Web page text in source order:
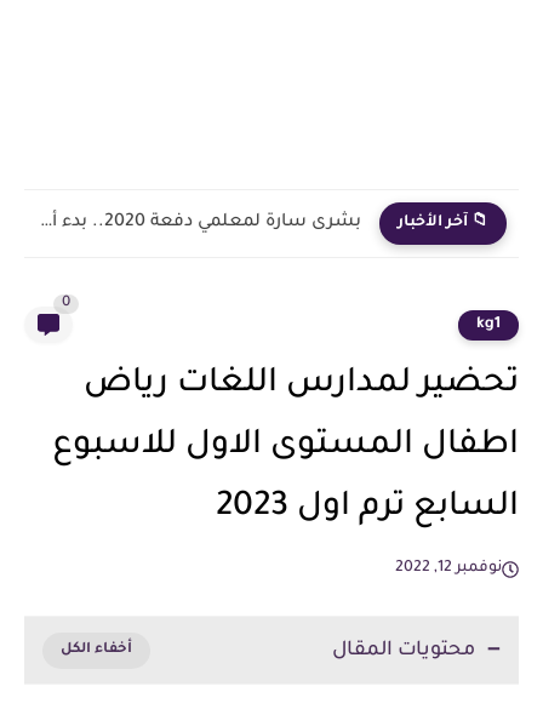
📁 آخر الأخبار بشرى سارة لمعلمي دفعة 2020.. بدء أول خطوة رسمية في...
kg1
0
تحضير لمدارس اللغات رياض
اطفال المستوى الاول للاسبوع
السابع ترم اول 2023
نوفمبر 12, 2022
محتويات المقال